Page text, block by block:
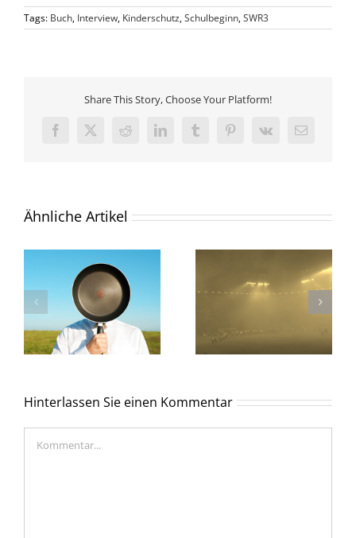
Tags: Buch, Interview, Kinderschutz,Schulbeginn,SWR3
Share This Story, Choose Your Platform!
Facebook
X RedditLinkedInTumblrPinterest
Vk
E-
Ähnliche Artikel
Hinterlassen Sie einen Kommentar